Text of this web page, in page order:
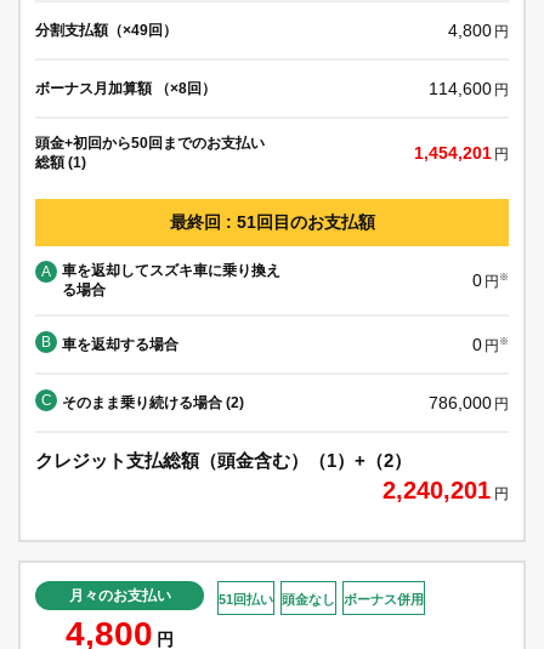
分割支払額（×49回） 4,800 円
ボーナス月加算額 （×8回） 114,600 円
頭金+初回から50回までのお支払い
総額 (1)
1,454,201 円
最終回 : 51回目のお支払額
A
車を返却してスズキ車に乗り換え
る場合
0 円 ※
B 車を返却する場合 0 円 ※
C そのまま乗り続ける場合 (2) 786,000 円
クレジット支払総額（頭金含む）（1）+（2）
2,240,201 円
月々のお支払い
4,800 円
51回払い 頭金なし ボーナス併用